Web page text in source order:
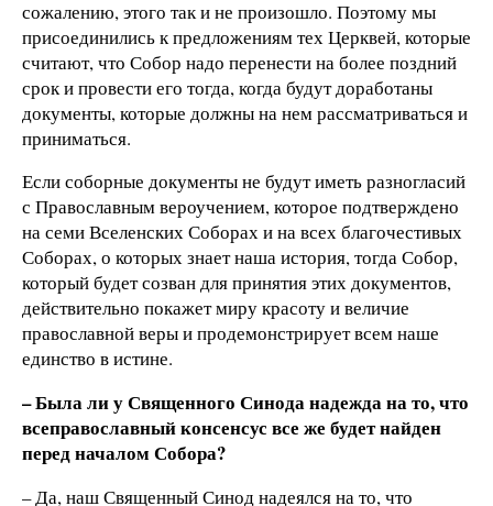
сожалению, этого так и не произошло. Поэтому мы
присоединились к предложениям тех Церквей, которые
считают, что Собор надо перенести на более поздний
срок и провести его тогда, когда будут доработаны
документы, которые должны на нем рассматриваться и
приниматься.
Если соборные документы не будут иметь разногласий
с Православным вероучением, которое подтверждено
на семи Вселенских Соборах и на всех благочестивых
Соборах, о которых знает наша история, тогда Собор,
который будет созван для принятия этих документов,
действительно покажет миру красоту и величие
православной веры и продемонстрирует всем наше
единство в истине.
– Была ли у Священного Синода надежда на то, что
всеправославный консенсус все же будет найден
перед началом Собора?
– Да, наш Священный Синод надеялся на то, что